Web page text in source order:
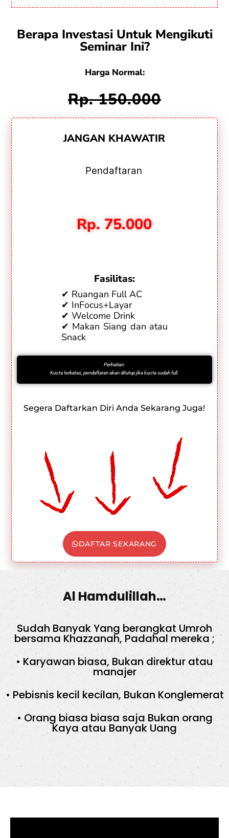
Berapa Investasi Untuk Mengikuti
Seminar Ini?
Harga Normal:
Rp. 150.000
JANGAN KHAWATIR
Pendaftaran
Rp. 75.000
Fasilitas:
✔ Ruangan Full AC
✔ InFocus+Layar
✔ Welcome Drink
✔ Makan Siang dan atau
Snack
Perhatian:
Kuota terbatas, pendaftaran akan ditutup jika kuota sudah full.
Segera Daftarkan Diri Anda Sekarang Juga!
DAFTAR SEKARANG
Al Hamdulillah…
Sudah Banyak Yang berangkat Umroh
bersama Khazzanah, Padahal mereka ;
• Karyawan biasa, Bukan direktur atau
manajer
• Pebisnis kecil kecilan, Bukan Konglemerat
• Orang biasa biasa saja Bukan orang
Kaya atau Banyak Uang